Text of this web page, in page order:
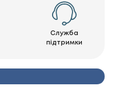
Служба
підтримки